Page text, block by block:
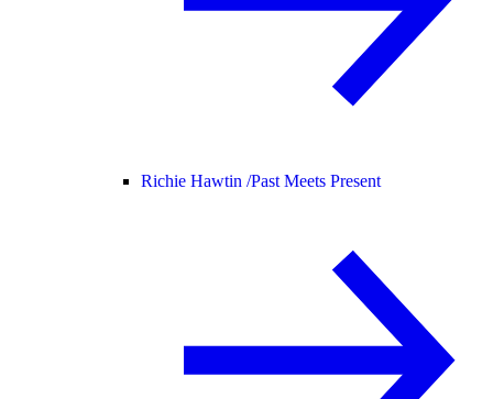
Richie Hawtin /Past Meets Present